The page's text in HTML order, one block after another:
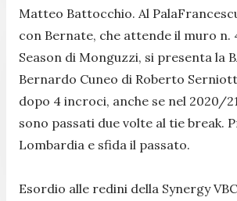
Matteo Battocchio. Al
con Bernate, che attende il muro n.
Season di Monguzzi, si presenta la
Bernardo Cuneo di Roberto
dopo 4 incroci, anche se nel 2020/
sono passati due volte al tie break.
Lombardia e sfida il passato.
Esordio alle redini della Synergy